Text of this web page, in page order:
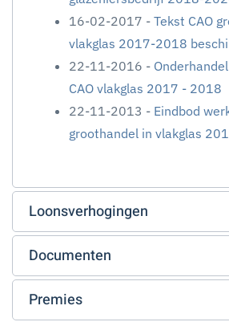
16-02-2017 - Tekst CAO
vlakglas 2017-2018
22-11-2016 -
CAO vlakglas 2017 - 2018
22-11-2013 - Eindbod
groothandel in vlakglas
Loonsverhogingen
Documenten
Premies